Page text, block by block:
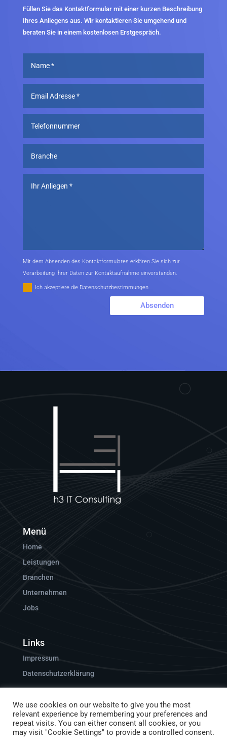
Füllen Sie das Kontaktformular mit einer kurzen Beschreibung
Ihres Anliegens aus. Wir kontaktieren Sie umgehend und
beraten Sie in einem kostenlosen Erstgespräch.
Mit dem Absenden des Kontaktformulares erklären Sie sich zur
Verarbeitung Ihrer Daten zur Kontaktaufnahme einverstanden.
Ich akzeptiere die Datenschutzbestimmungen
Absenden
Menü
Home
Leistungen
Branchen
Unternehmen
Jobs
Links
Impressum
Datenschutzerklärung
We use cookies on our website to give you the most
relevant experience by remembering your preferences and
repeat visits. You can either consent all cookies, or you
may visit "Cookie Settings" to provide a controlled consent.